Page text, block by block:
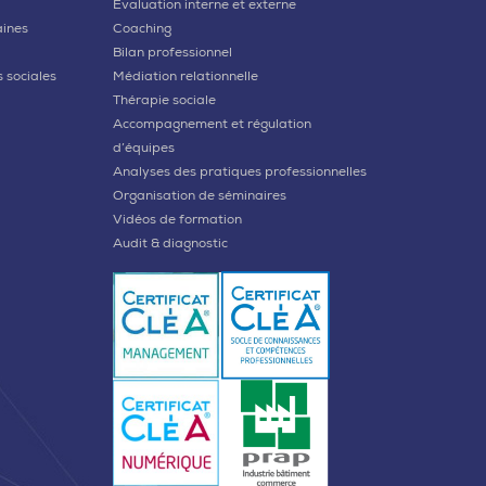
sociales
Évaluation interne et externe
Coaching
Bilan professionnel
Médiation relationnelle
Thérapie sociale
Accompagnement et régulation
d’équipes
Analyses des pratiques professionnelles
Organisation de séminaires
Vidéos de formation
Audit & diagnostic